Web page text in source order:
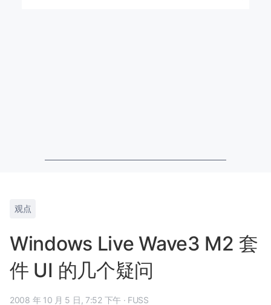
观点
Windows Live Wave3 M2 套
件 UI 的几个疑问
2008 年 10 月 5 日, 7:52 下午 · FUSS